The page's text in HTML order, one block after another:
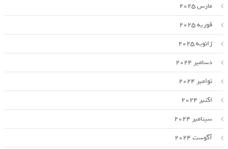
مارس 2025
فوریه 2025
ژانویه 2025
دسامبر 2024
نوامبر 2024
اکتبر 2024
سپتامبر 2024
آگوست 2024